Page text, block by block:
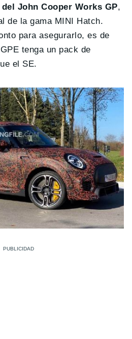
John Cooper Works GP,
de la gama MINI Hatch.
para asegurarlo, es de
tenga un pack de
el SE.